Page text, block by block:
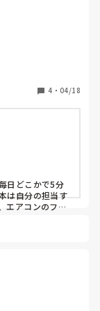
ば教えていただ
、参考にしたい
4 ・ 04/18
日どこかで5分
は自分の担当す
エアコンのフィ
。フリーの際、
徹底し、消